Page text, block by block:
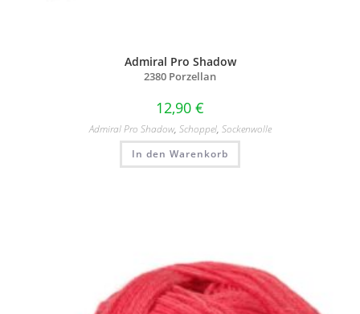
Admiral Pro Shadow
2380 Porzellan
12,90 €
Admiral Pro Shadow, Schoppel, Sockenwolle
In den Warenkorb